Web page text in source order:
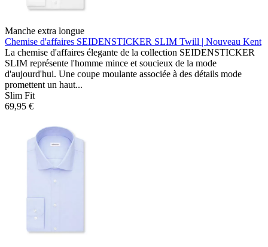
Manche extra longue
Chemise d'affaires SEIDENSTICKER SLIM Twill | Nouveau Kent
La chemise d'affaires élegante de la collection SEIDENSTICKER
SLIM représente l'homme mince et soucieux de la mode
d'aujourd'hui. Une coupe moulante associée à des détails mode
promettent un haut...
Slim Fit
69,95 €